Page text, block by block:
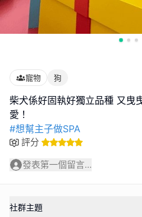
寵物 狗
柴犬係好固執好獨立品種 又曳
#想幫主子做SPA
評分
發表第一個留言...
社群主題